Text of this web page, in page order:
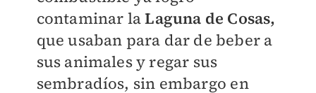
contaminar laLaguna de Cosas,
que usaban para dar de beber a
sus animales y regar sus
sembradíos, sin embargo en